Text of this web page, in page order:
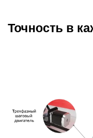
Описание
Точность в